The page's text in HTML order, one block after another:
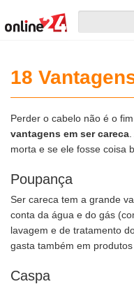
18
Perder o cabelo não é o
vantagens em ser careca
morta e se ele fosse coisa
Poupança
Ser careca tem a grande
conta da água e do gás
lavagem e de tratamento
gasta também em
Caspa